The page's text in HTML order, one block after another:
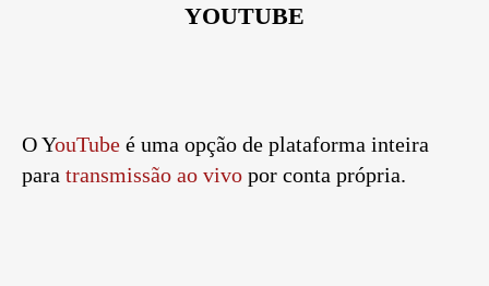
YOUTUBE
O YouTube é uma opção de plataforma inteira
para transmissão ao vivo por conta própria.